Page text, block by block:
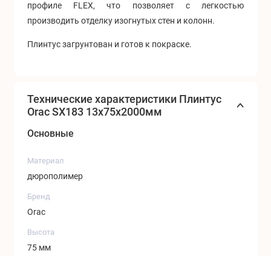
профиле FLEX, что позволяет с легкостью
производить отделку изогнутых стен и колонн.
Плинтус загрунтован и готов к покраске.
Технические характеристики Плинтус
Orac SX183 13x75x2000мм
Основные
Материал
дюрополимер
Бренд
Orac
Высота
75 мм